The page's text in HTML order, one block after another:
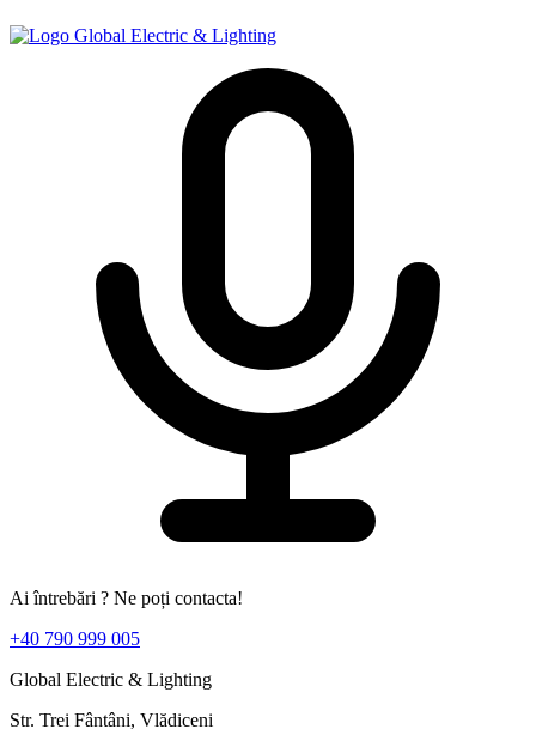
Ai întrebări ? Ne poți contacta!
+40 790 999 005
Global Electric & Lighting
Str. Trei Fântâni, Vlădiceni